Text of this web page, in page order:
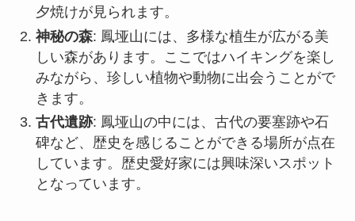
碑など、歴史を感じることができる場所が点在
しています。歴史愛好家には興味深いスポット
となっています。
アクセス
公共交通機関で鳳垭山へ行くには、まず南充市の